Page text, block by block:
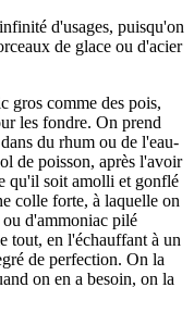
d'usages, puisqu'on
de glace ou d'acier
gros comme des pois,
les fondre. On prend
du rhum ou de l'eau-
de poisson, après l'avoir
qu'il soit amolli et gonflé
colle forte, à laquelle on
d'ammoniac pilé
tout, en l'échauffant à un
de perfection. On la
on en a besoin, on la